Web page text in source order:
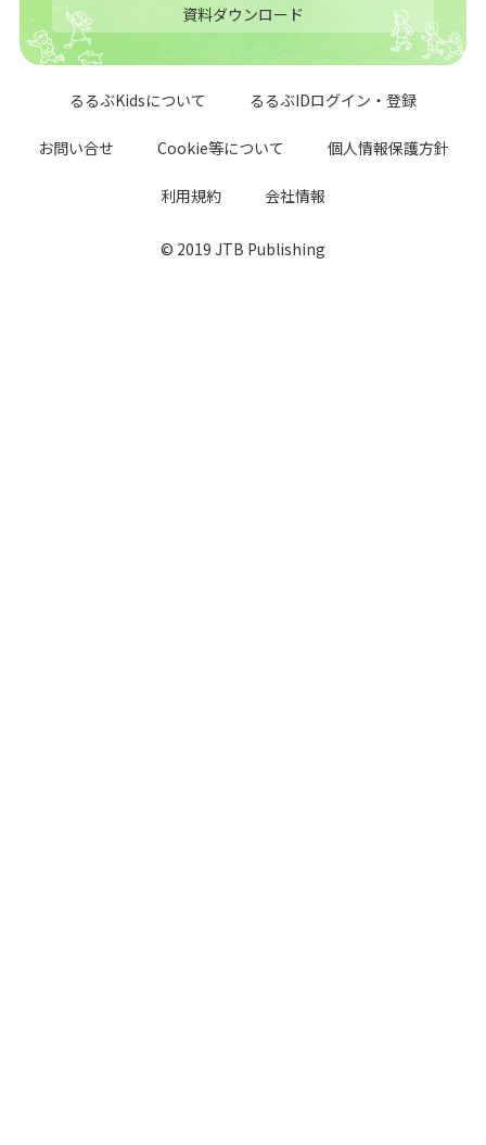
資料ダウンロード
るるぶKidsについて るるぶIDログイン・登録
お問い合せ Cookie等について 個人情報保護方針
利用規約 会社情報
© 2019 JTB Publishing